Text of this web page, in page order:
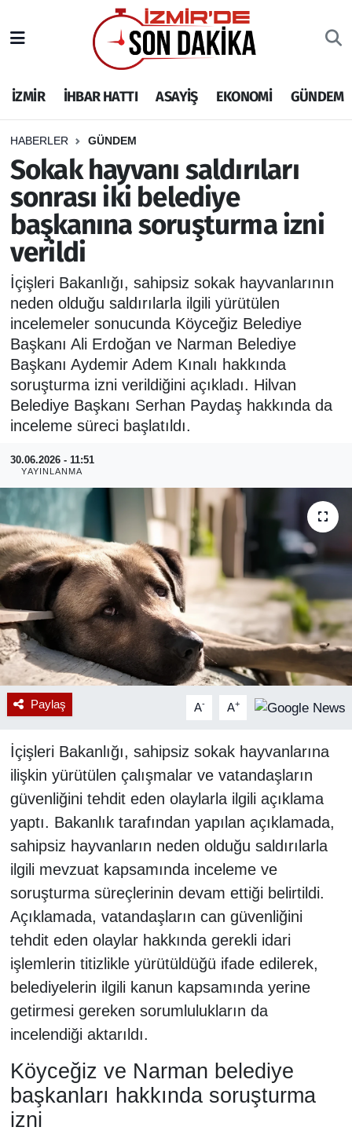
İZMİR İHBAR HATTI ASAYİŞ EKONOMİ GÜNDEM
HABERLER GÜNDEM
Sokak hayvanı saldırıları
sonrası iki belediye
başkanına soruşturma izni
verildi
İçişleri Bakanlığı, sahipsiz sokak hayvanlarının
neden olduğu saldırılarla ilgili yürütülen
incelemeler sonucunda Köyceğiz Belediye
Başkanı Ali Erdoğan ve Narman Belediye
Başkanı Aydemir Adem Kınalı hakkında
soruşturma izni verildiğini açıkladı. Hilvan
Belediye Başkanı Serhan Paydaş hakkında da
inceleme süreci başlatıldı.
30.06.2026 - 11:51
YAYINLANMA
Paylaş A- A+
İçişleri Bakanlığı, sahipsiz sokak hayvanlarına
ilişkin yürütülen çalışmalar ve vatandaşların
güvenliğini tehdit eden olaylarla ilgili açıklama
yaptı. Bakanlık tarafından yapılan açıklamada,
sahipsiz hayvanların neden olduğu saldırılarla
ilgili mevzuat kapsamında inceleme ve
soruşturma süreçlerinin devam ettiği belirtildi.
Açıklamada, vatandaşların can güvenliğini
tehdit eden olaylar hakkında gerekli idari
işlemlerin titizlikle yürütüldüğü ifade edilerek,
belediyelerin ilgili kanun kapsamında yerine
getirmesi gereken sorumlulukların da
incelendiği aktarıldı.
Köyceğiz ve Narman belediye
başkanları hakkında soruşturma
izni
İHBAR HATTI
DEPREM
GENEL
EKONOMİ
SİYASET
SPOR
ASAYİŞ
RESMİ REKLAM
İzmir Nöbetçi Eczaneler
İzmir Hava Durumu
İzmir Namaz Vakitleri
İzmir Trafik Yoğunluk Haritası
Puan Durumu ve Fikstür
Tüm Manşetler
Son Dakika Haberleri
Haber Arşivi